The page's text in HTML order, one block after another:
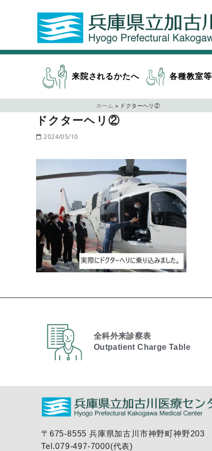
来院されるかたへ 各種教室等
ホーム » ドクターヘリ②
ドクターヘリ②
2024/05/10
全科外来診察表
Outpatient Charge Table​
〒675-8555 兵庫県加古川市神野町神野203
Tel.079-497-7000(代表)